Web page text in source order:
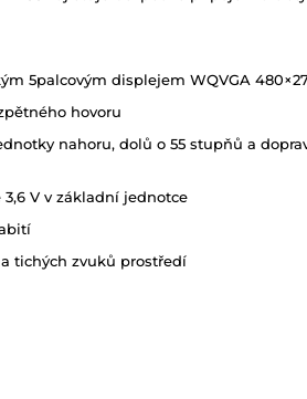
5palcovým displejem WQVGA
hovoru
nahoru, dolů o 55 stupňů a
V v základní jednotce
tichých zvuků prostředí